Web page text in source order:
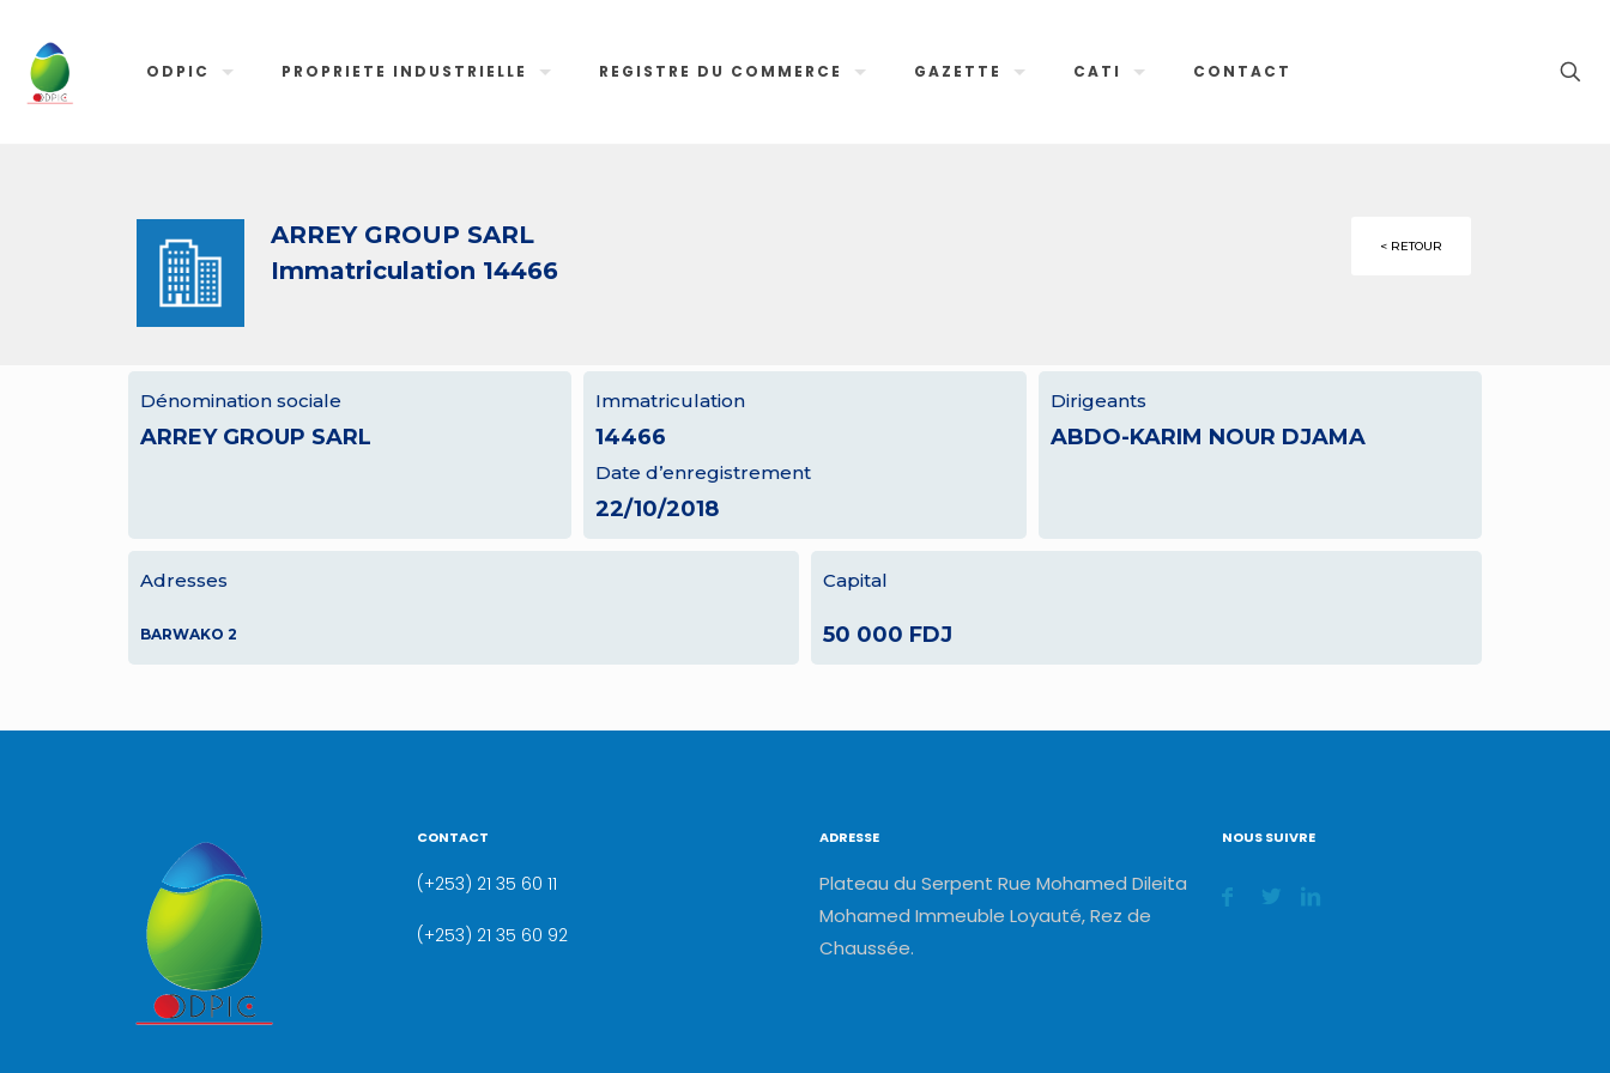
ODPIC PROPRIETE INDUSTRIELLE REGISTRE DU COMMERCE GAZETTE CATI CONTACT
ARREY GROUP SARL
Immatriculation 14466
< RETOUR
Dénomination sociale
ARREY GROUP SARL
Immatriculation
14466
Date d’enregistrement
22/10/2018
Dirigeants
ABDO-KARIM NOUR DJAMA
Adresses
BARWAKO 2
Capital
50 000 FDJ
CONTACT
(+253) 21 35 60 11
(+253) 21 35 60 92
ADRESSE
Plateau du Serpent Rue Mohamed Dileita
Mohamed Immeuble Loyauté, Rez de
Chaussée.
NOUS SUIVRE